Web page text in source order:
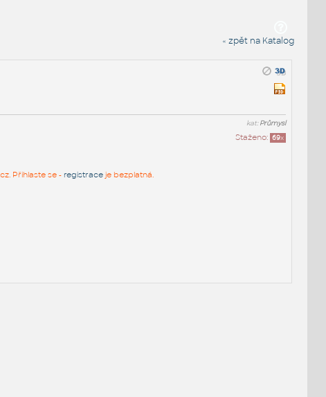
« zpět na Katalog
kat:Průmysl
Staženo: 69x
Přihlaste se - registraceje bezplatná.